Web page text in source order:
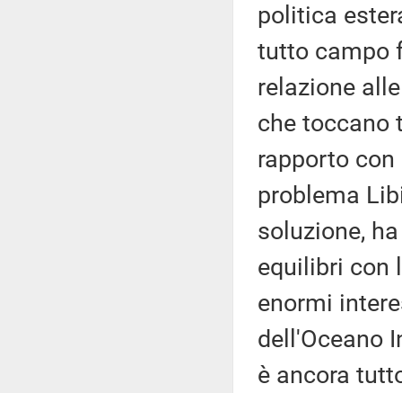
politica
tutto campo
relazione
che
rapporto
problema
soluzione,
equilibri con
enormi
dell'Oceano
è ancora